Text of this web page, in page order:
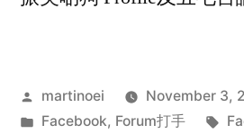
Posted
by
martinoei
November 3,
Posted
Facebook, Forum打手